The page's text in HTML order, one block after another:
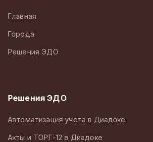
Главная
Города
Решения ЭДО
Решения ЭДО
Автоматизация учета в Диадоке
Акты и ТОРГ-12 в Диадоке